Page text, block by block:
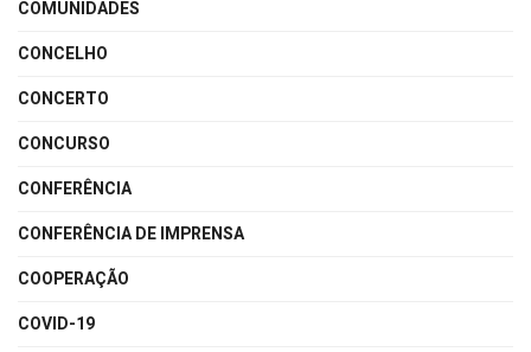
COMUNIDADES
CONCELHO
CONCERTO
CONCURSO
CONFERÊNCIA
CONFERÊNCIA DE IMPRENSA
COOPERAÇÃO
COVID-19